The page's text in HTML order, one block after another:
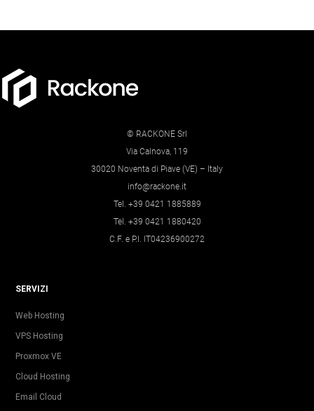
© RACKONE Srl
Via Calnova, 119
30020 Noventa di Piave (VE) – Italy
info@rackone.it
Tel. +39 0421 1885889
Tel. +39 0421 1880420
C.F. e P.I. IT04236900272
SERVIZI
Web Hosting
VPS Hosting
Proxmox VE
Cloud Hosting
Email Cloud